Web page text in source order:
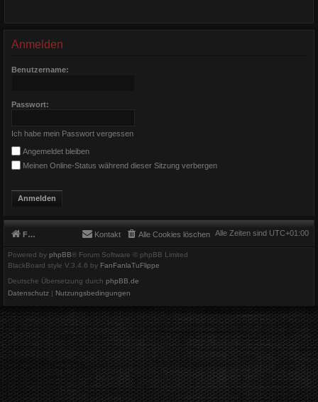
Anmelden
Benutzername:
Passwort:
Ich habe mein Passwort vergessen
Angemeldet bleiben
Meinen Online-Status während dieser Sitzung verbergen
Foren-Übersicht Alle Zeiten sind UTC+01:00
Alle Cookies löschen
Kontakt
Powered by phpBB® Forum Software © phpBB Limited
BlackBoard style V.3.4.6 by FanFanlaTuFlippe
Deutsche Übersetzung durch phpBB.de
Datenschutz | Nutzungsbedingungen